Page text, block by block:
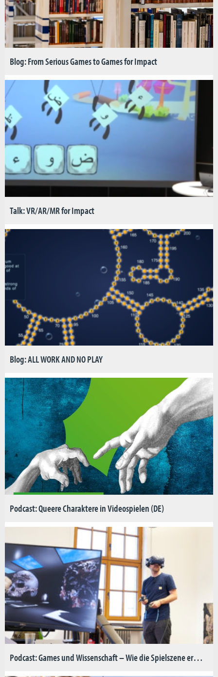
Blog: From Serious Games to Games for Impact
Talk: VR/AR/MR for Impact
Blog: ALL WORK AND NO PLAY
Podcast: Queere Charaktere in Videospielen (DE)
Podcast: Games und Wissenschaft – Wie die Spielszene erwachsen wird (DE)